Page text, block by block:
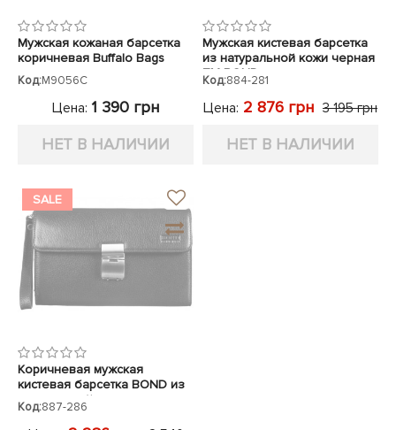
Мужская кожаная барсетка
коричневая Buffalo Bags
Код:M9056C
Цена: 1 390 грн
НЕТ В НАЛИЧИИ
Мужская кистевая барсетка
из натуральной кожи черная
TM BOND
Код:884-281
Цена: 2 876 грн 3 195 грн
НЕТ В НАЛИЧИИ
SALE
Коричневая мужская
кистевая барсетка BOND из
натуральной кожи
Код:887-286